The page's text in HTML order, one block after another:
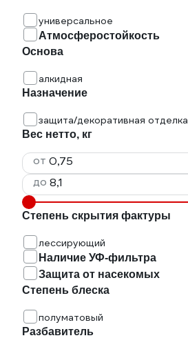
универсальное
Атмосферостойкость
Основа
алкидная
Назначение
защита/декоративная отделка
Вес нетто, кг
от
до
Степень скрытия фактуры
лессирующий
Наличие УФ-фильтра
Защита от насекомых
Степень блеска
полуматовый
Разбавитель